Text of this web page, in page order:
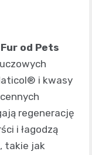
Fur od Pets
i kwasy
regenerację
i łagodzą
takie jak